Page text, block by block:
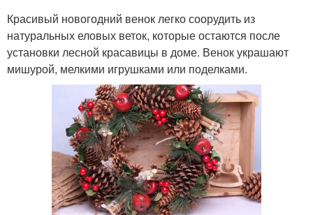
Красивый новогодний венок легко соорудить из
натуральных еловых веток, которые остаются после
установки лесной красавицы в доме. Венок украшают
мишурой, мелкими игрушками или поделками.